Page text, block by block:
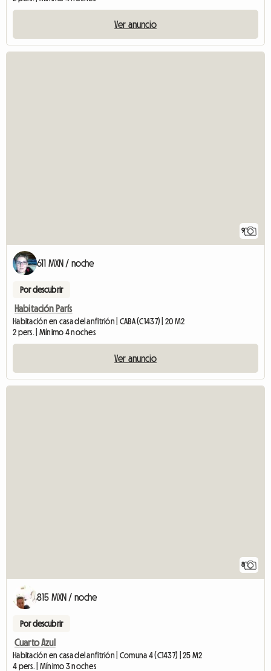
Ver anuncio
9
611 MXN / noche
Por descubrir
Habitación París
Habitación en casa del anfitrión | CABA (C1437) | 20 M2
2 pers. | Mínimo 4 noches
Ver anuncio
8
815 MXN / noche
Por descubrir
Cuarto Azul
Habitación en casa del anfitrión | Comuna 4 (C1437) | 25 M2
4 pers. | Mínimo 3 noches